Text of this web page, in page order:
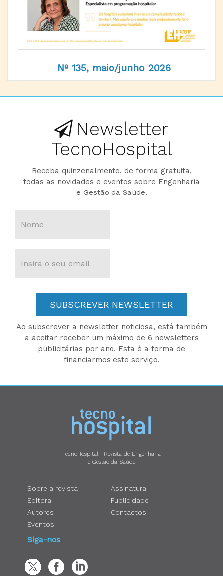
Nº 135, maio/junho 2026
Newsletter
TecnoHospital
Receba quinzenalmente, de forma gratuita,
todas as novidades e eventos sobre Engenharia
e Gestão da Saúde.
SUBSCREVER NEWSLETTER
Ao subscrever a newsletter noticiosa, está também
a aceitar receber um máximo de 6 newsletters
publicitárias por ano. Esta é a forma de
financiarmos este serviço.
TecnoHospital | Revista de Engenharia
e Gestão da Saúde
Sobre a revista
Editora
Autores
Eventos
Assinatura
Publicidade
Contactos
Siga-nos